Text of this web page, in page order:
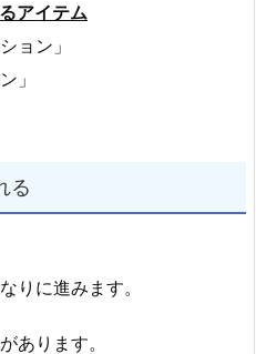
アイテム
ョン」
」
る
りに進みます。
あります。